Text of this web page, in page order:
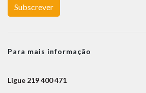
Subscrever
Para mais informação
Ligue 219 400 471